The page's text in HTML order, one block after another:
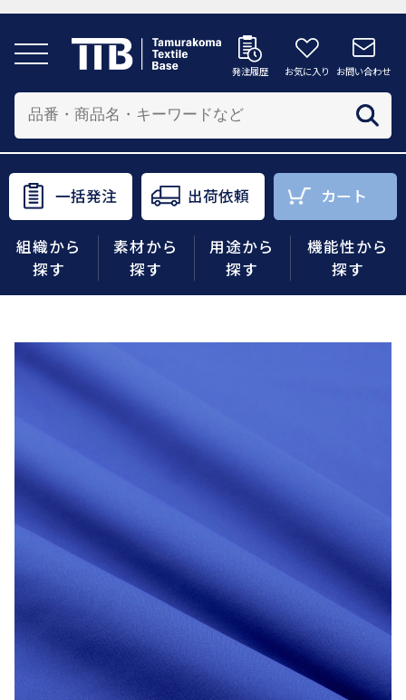
発注履歴 お気に入り お問い合わせ
一括発注 出荷依頼 カート
組織から
探す
素材から
探す
用途から
探す
機能性から
探す
発注履歴 お気に入り お問い合わせ
商品をさがす
組織から探す
素材から探す
機能性から探す
会員様メニュー
ログイ
お気に入
り
発注履
ご利用ガイ
ド
カートへ
配送先を追加する
商品を投入する配送先を選択してください。